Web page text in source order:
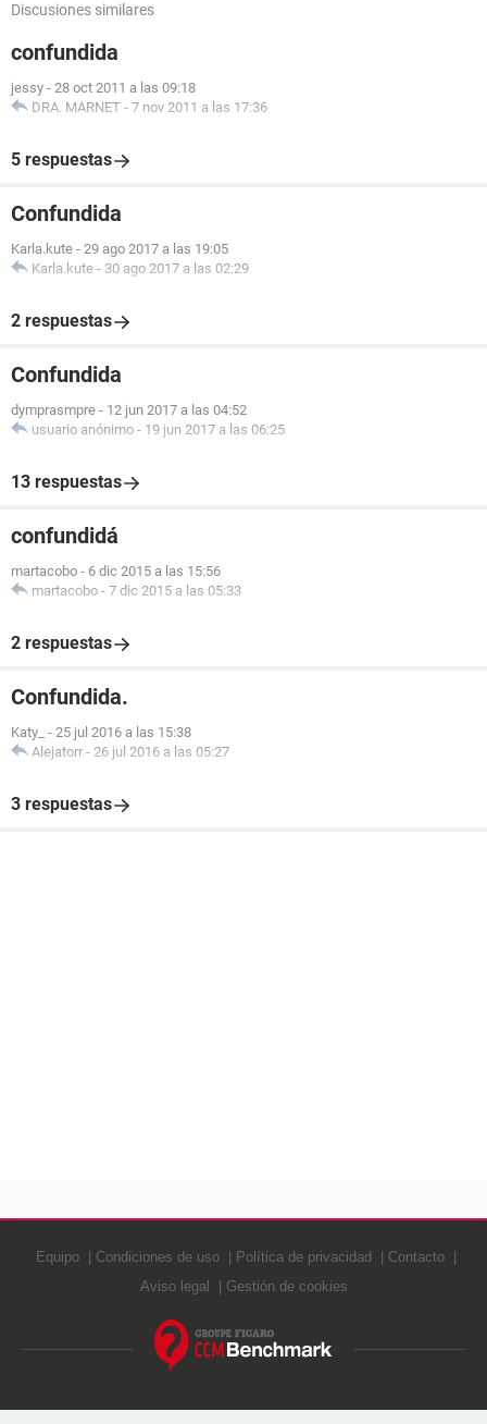
Discusiones similares
confundida
jessy - 28 oct 2011 a las 09:18
DRA. MARNET - 7 nov 2011 a las 17:36
5 respuestas
Confundida
Karla.kute - 29 ago 2017 a las 19:05
Karla.kute - 30 ago 2017 a las 02:29
2 respuestas
Confundida
dymprasmpre - 12 jun 2017 a las 04:52
usuario anónimo - 19 jun 2017 a las 06:25
13 respuestas
confundidá
martacobo - 6 dic 2015 a las 15:56
martacobo - 7 dic 2015 a las 05:33
2 respuestas
Confundida.
Katy_ - 25 jul 2016 a las 15:38
Alejatorr - 26 jul 2016 a las 05:27
3 respuestas
Equipo Condiciones de uso Política de privacidad
Contacto
Aviso legal
Gestión de cookies